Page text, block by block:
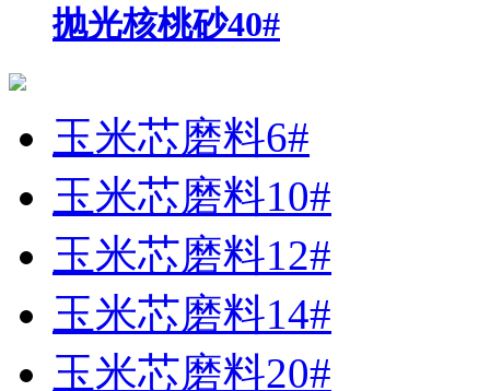
抛光核桃砂40#
玉米芯磨料6#
玉米芯磨料10#
玉米芯磨料12#
玉米芯磨料14#
玉米芯磨料20#